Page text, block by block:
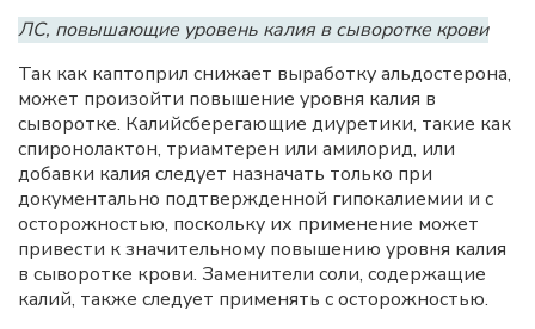
ЛС, повышающие уровень калия в сыворотке крови
Так как каптоприл снижает выработку альдостерона,
может произойти повышение уровня калия в
сыворотке. Калийсберегающие диуретики, такие как
спиронолактон, триамтерен или амилорид, или
добавки калия следует назначать только при
документально подтвержденной гипокалиемии и с
осторожностью, поскольку их применение может
привести к значительному повышению уровня калия
в сыворотке крови. Заменители соли, содержащие
калий, также следует применять с осторожностью.